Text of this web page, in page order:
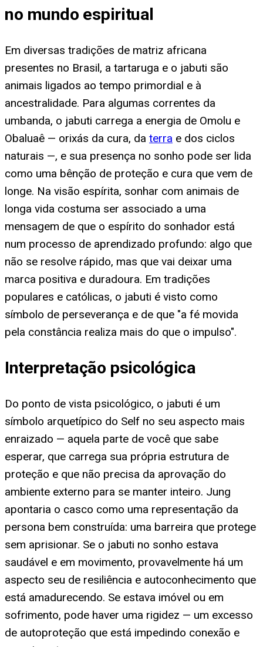
no mundo espiritual
Em diversas tradições de matriz africana
presentes no Brasil, a tartaruga e o jabuti são
animais ligados ao tempo primordial e à
ancestralidade. Para algumas correntes da
umbanda, o jabuti carrega a energia de Omolu e
Obaluaê — orixás da cura, da terra e dos ciclos
naturais —, e sua presença no sonho pode ser lida
como uma bênção de proteção e cura que vem de
longe. Na visão espírita, sonhar com animais de
longa vida costuma ser associado a uma
mensagem de que o espírito do sonhador está
num processo de aprendizado profundo: algo que
não se resolve rápido, mas que vai deixar uma
marca positiva e duradoura. Em tradições
populares e católicas, o jabuti é visto como
símbolo de perseverança e de que "a fé movida
pela constância realiza mais do que o impulso".
Interpretação psicológica
Do ponto de vista psicológico, o jabuti é um
símbolo arquetípico do Self no seu aspecto mais
enraizado — aquela parte de você que sabe
esperar, que carrega sua própria estrutura de
proteção e que não precisa da aprovação do
ambiente externo para se manter inteiro. Jung
apontaria o casco como uma representação da
persona bem construída: uma barreira que protege
sem aprisionar. Se o jabuti no sonho estava
saudável e em movimento, provavelmente há um
aspecto seu de resiliência e autoconhecimento que
está amadurecendo. Se estava imóvel ou em
sofrimento, pode haver uma rigidez — um excesso
de autoproteção que está impedindo conexão e